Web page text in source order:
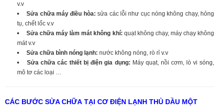
v.v
Sửa chữa máy điều hòa: sửa các lỗi như cục nóng không chạy, hỏng
tụ, chết lốc v.v
Sửa chữa máy làm mát không khí: quạt không chạy, máy chạy không
mát v.v
Sửa chữa bình nóng lạnh: nước không nóng, rò rỉ v.v
Sửa chữa các thiết bị điện gia dụng: Máy quạt, nồi cơm, lò vi sóng,
mô tơ các loại …
CÁC BƯỚC SỬA CHỮA TẠI CƠ ĐIỆN LẠNH THỦ DẦU MỘT